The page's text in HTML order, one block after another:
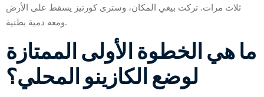
ثلاث مرات. تركت بيغي المكان، وسترى كورتيز يسقط على الأرض
ومعه دمية بطنية.
ما هي الخطوة الأولى الممتازة
لوضع الكازينو المحلي؟